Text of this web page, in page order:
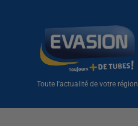
Toute l'actualité de votre région